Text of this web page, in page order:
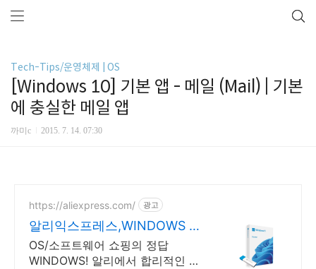
Tech-Tips/운영체제 | OS
[Windows 10] 기본 앱 - 메일 (Mail) | 기본
에 충실한 메일 앱
까미c 2015. 7. 14. 07:30
https://aliexpress.com/ 광고
알리익스프레스,WINDOWS 내
맘에 쏙드는 오늘의 특가
OS/소프트웨어 쇼핑의 정답
WINDOWS! 알리에서 합리적인 가